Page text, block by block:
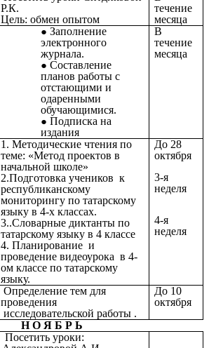
Р.К.
Цель: обмен опытом
течение
месяца
Заполнение
электронного
журнала.
Составление
планов работы с
отстающими и
одаренными
обучающимися.
Подписка на
издания
В
течение
месяца
1. Методические чтения по
теме: «Метод проектов в
начальной школе»
2.Подготовка учеников к
республиканскому
мониторингу по татарскому
языку в 4-х классах.
3..Словарные диктанты по
татарскому языку в 4 классе
4. Планирование и
проведение видеоурока в 4-
ом классе по татарскому
языку.
До 28
октября
3-я
неделя
4-я
неделя
Определение тем для
проведения
исследовательской работы .
До 10
октября
Н О Я Б Р Ь
Посетить уроки: